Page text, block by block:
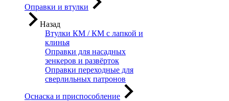
Оправки и втулки
Назад
Втулки КМ / КМ с лапкой и
клинья
Оправки для насадных
зенкеров и развёрток
Оправки переходные для
сверлильных патронов
Оснаска и приспособление